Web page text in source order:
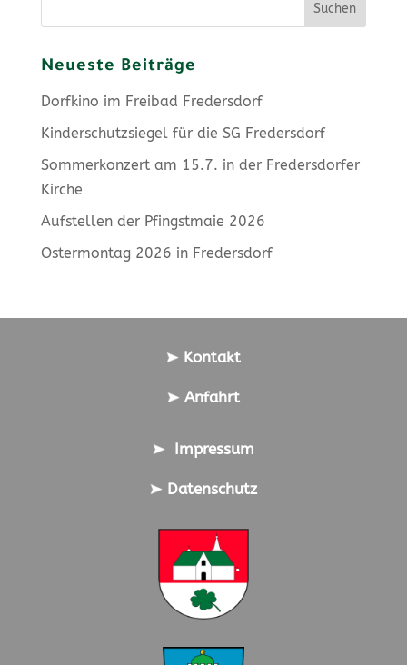
Suchen
Neueste Beiträge
Dorfkino im Freibad Fredersdorf
Kinderschutzsiegel für die SG Fredersdorf
Sommerkonzert am 15.7. in der Fredersdorfer
Kirche
Aufstellen der Pfingstmaie 2026
Ostermontag 2026 in Fredersdorf
Kontakt
Anfahrt
Impressum
Datenschutz